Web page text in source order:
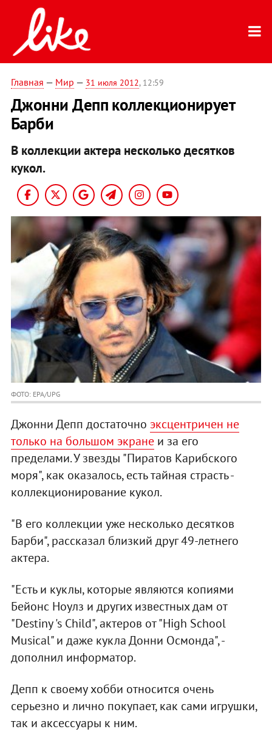
Главная — Мир — 31 июля 2012, 12:59
Джонни Депп коллекционирует
Барби
В коллекции актера несколько десятков
кукол.
ФОТО: EPA/UPG
Джонни Депп достаточно эксцентричен не
только на большом экранеи за его
пределами. У звезды "Пиратов Карибского
моря", как оказалось, есть тайная страсть -
коллекционирование кукол.
"В его коллекции уже несколько десятков
Барби", рассказал близкий друг 49-летнего
актера.
"Есть и куклы, которые являются копиями
Бейонс Ноулз и других известных дам от
"Destiny 's Child", актеров от "High School
Musical" и даже кукла Донни Осмонда", -
дополнил информатор.
Депп к своему хобби относится очень
серьезно и лично покупает, как сами игрушки,
так и аксессуары к ним.